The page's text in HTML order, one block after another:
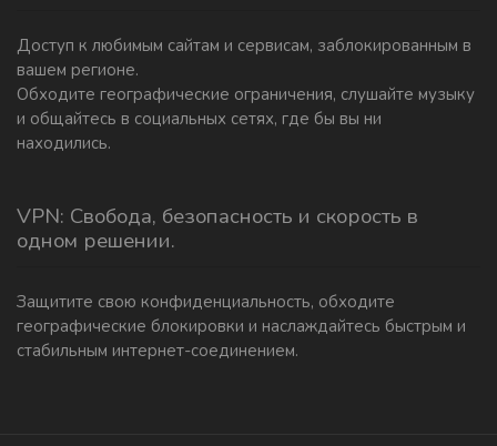
Доступ к любимым сайтам и сервисам, заблокированным в
вашем регионе.
Обходите географические ограничения, слушайте музыку
и общайтесь в социальных сетях, где бы вы ни
находились.
VPN: Свобода, безопасность и скорость в
одном решении.
Защитите свою конфиденциальность, обходите
географические блокировки и наслаждайтесь быстрым и
стабильным интернет-соединением.